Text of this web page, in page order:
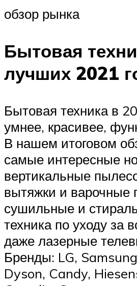
обзор рынка
Бытовая
лучших 2021
Бытовая техника в
умнее, красивее,
В нашем итоговом
самые интересные
вертикальные
вытяжки и варочные
сушильные и
техника по уходу за
даже лазерные
Бренды: LG,
Dyson, Candy,